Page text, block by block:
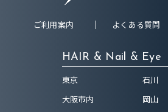
ご利用案内 よくある質問
HAIR & Nail & Eye
東京
大阪市内
石川
岡山